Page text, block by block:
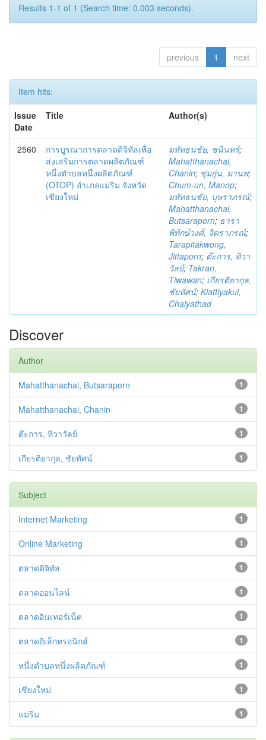
Results 1-1 of 1 (Search time: 0.003 seconds).
previous 1 next
Item hits:
Issue
Date
Title Author(s)
2560
การบูรณาการตลาดดิจิทัลเพื่อ
ส่งเสริมการตลาดผลิตภัณฑ์
หนึ่งตำบลหนึ่งผลิตภัณฑ์
(OTOP) อำเภอแม่ริม จังหวัด
เชียงใหม่
มหัทธนชัย, ชนินทร์;
Mahatthanachai,
Chanin; ชุ่มอุ่น, มานพ;
Chum-un, Manop;
มหัทธนชัย, บุษราภรณ์;
Mahatthanachai,
Butsaraporn; ธารา
พิทักษ์วงศ์, จิตราภรณ์;
Tarapitakwong,
Jittaporn; ต๊ะการ, ทิวา
วัลย์; Takran,
Tiwawan; เกียรติยากุล,
ชัยทัศน์; Kiattiyakul,
Chaiyathad
Discover
Author
1
Mahatthanachai, Butsaraporn
1
Mahatthanachai, Chanin
1
ต๊ะการ, ทิวาวัลย์
1
เกียรติยากุล, ชัยทัศน์
Subject
1
Internet Marketing
1
Online Marketing
1
ตลาดดิจิทัล
1
ตลาดออนไลน์
1
ตลาดอินเทอร์เน็ต
1
ตลาดอิเล็กทรอนิกส์
1
หนึ่งตำบลหนึ่งผลิตภัณฑ์
1
เชียงใหม่
1
แม่ริม